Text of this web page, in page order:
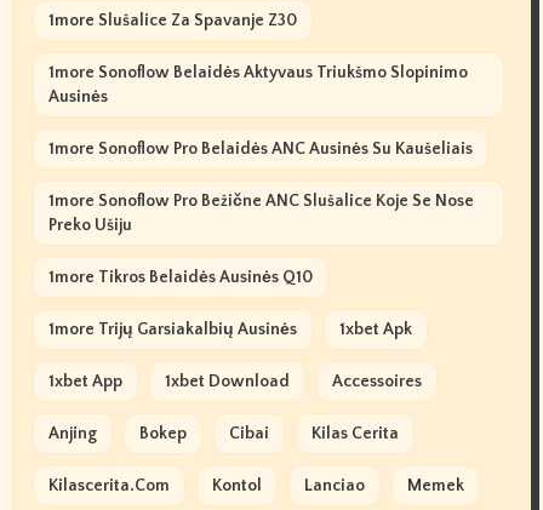
1more Slušalice Za Spavanje Z30
1more Sonoflow Belaidės Aktyvaus Triukšmo Slopinimo
Ausinės
1more Sonoflow Pro Belaidės ANC Ausinės Su Kaušeliais
1more Sonoflow Pro Bežične ANC Slušalice Koje Se Nose
Preko Ušiju
1more Tikros Belaidės Ausinės Q10
1more Trijų Garsiakalbių Ausinės 1xbet Apk
1xbet App 1xbet Download Accessoires
Anjing Bokep Cibai Kilas Cerita
Kilascerita.com Kontol Lanciao Memek